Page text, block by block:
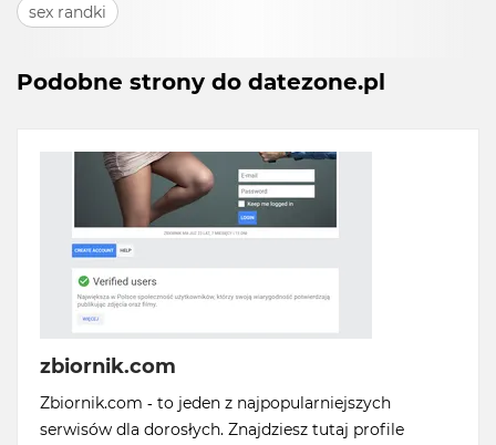
sex randki
Podobne strony do datezone.pl
zbiornik.com
Zbiornik.com - to jeden z najpopularniejszych
serwisów dla dorosłych. Znajdziesz tutaj profile